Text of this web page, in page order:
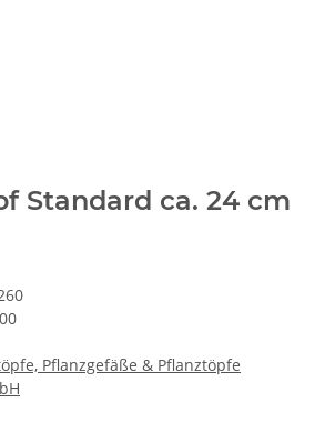
Standard ca. 24 cm
Pflanzgefäße & Pflanztöpfe